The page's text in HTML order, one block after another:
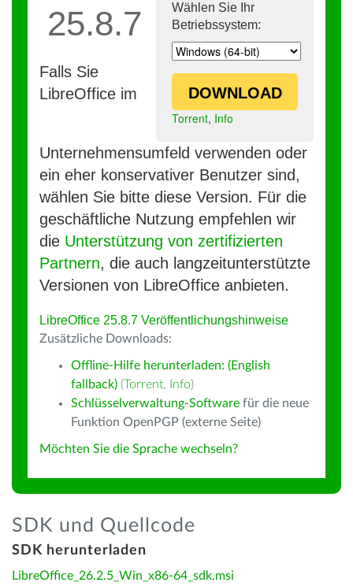
Wählen Sie Ihr
Betriebssystem:
DOWNLOAD
Torrent, Info
25.8.7
Falls Sie
LibreOffice im
Unternehmensumfeld verwenden oder
ein eher konservativer Benutzer sind,
wählen Sie bitte diese Version. Für die
geschäftliche Nutzung empfehlen wir
die Unterstützung von zertifizierten
Partnern, die auch langzeitunterstützte
Versionen von LibreOffice anbieten.
LibreOffice 25.8.7 Veröffentlichungshinweise
Zusätzliche Downloads:
Offline-Hilfe herunterladen: (English
fallback) (Torrent, Info)
Schlüsselverwaltung-Software für die neue
Funktion OpenPGP (externe Seite)
Möchten Sie die Sprache wechseln?
SDK und Quellcode
SDK herunterladen
LibreOffice_26.2.5_Win_x86-64_sdk.msi